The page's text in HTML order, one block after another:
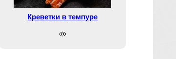
Креветки в темпуре